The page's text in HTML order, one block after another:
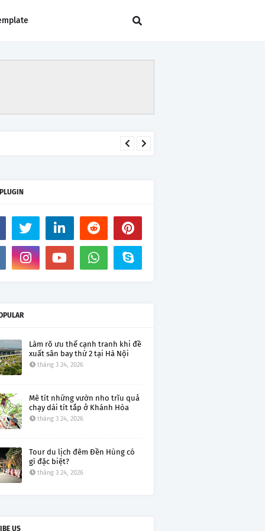
Làm rõ ưu thế cạnh tranh khi đề
xuất sân bay thứ 2 tại Hà Nội
tháng 3 24, 2026
Mê tít những vườn nho trĩu quả
chạy dài tít tắp ở Khánh Hòa
tháng 3 24, 2026
Tour du lịch đêm Đền Hùng có
gì đặc biệt?
tháng 3 24, 2026
US